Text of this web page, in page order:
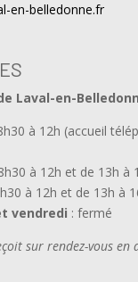
en-belledonne.fr
Laval-en-
à 12h (accueil
à 12h et de 13h à
à 12h et de 13h à
vendredi : fermé
sur rendez-vous en